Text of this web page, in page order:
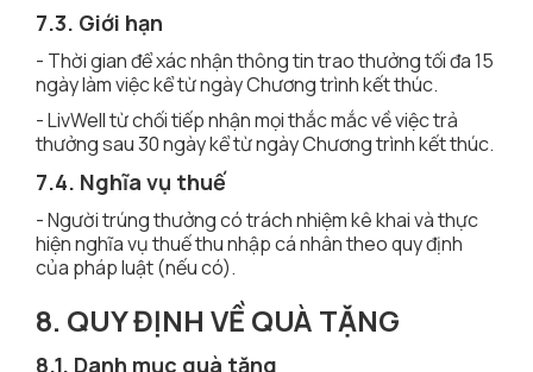
7.3. Giới hạn
- Thời gian để xác nhận thông tin trao thưởng tối đa 15
ngày làm việc kể từ ngày Chương trình kết thúc.
- LivWell từ chối tiếp nhận mọi thắc mắc về việc trả
thưởng sau 30 ngày kể từ ngày Chương trình kết thúc.
7.4. Nghĩa vụ thuế
- Người trúng thưởng có trách nhiệm kê khai và thực
hiện nghĩa vụ thuế thu nhập cá nhân theo quy định
của pháp luật (nếu có).
8. QUY ĐỊNH VỀ QUÀ TẶNG
8.1. Danh mục quà tặng